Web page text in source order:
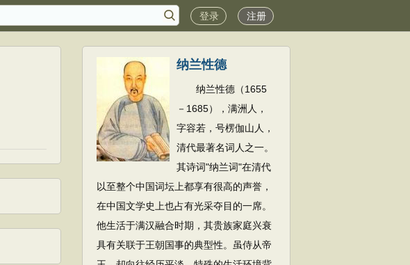
登录 注册
纳兰性德
纳兰性德（1655
－1685），满洲人，
字容若，号楞伽山人，
清代最著名词人之一。
其诗词"纳兰词"在清代
以至整个中国词坛上都享有很高的声誉，
在中国文学史上也占有光采夺目的一席。
他生活于满汉融合时期，其贵族家庭兴衰
具有关联于王朝国事的典型性。虽侍从帝